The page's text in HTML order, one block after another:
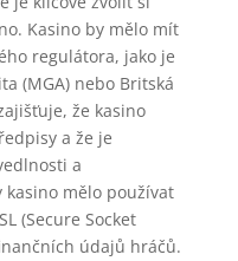
Kasino by mělo mít
regulátora, jako je
(MGA) nebo Britská
že kasino
a že je
a
kasino mělo používat
(Secure Socket
údajů hráčů.